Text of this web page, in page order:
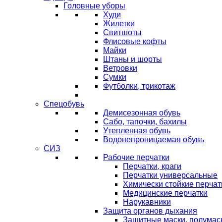
Головные уборы
Худи
Жилетки
Свитшоты
Флисовые кофты
Майки
Штаны и шорты
Ветровки
Сумки
Футболки, трикотаж
Спецобувь
Демисезонная обувь
Сабо, тапочки, бахилы
Утепленная обувь
Водонепроницаемая обувь
СИЗ
Рабочие перчатки
Перчатки, краги
Перчатки универсальные
Химически стойкие
Медицинские перчатки
Нарукавники
Защита органов дыхания
Защитные маски,